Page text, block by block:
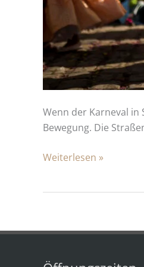
Wenn der Karneval in
Bewegung. Die
Weiterlesen »